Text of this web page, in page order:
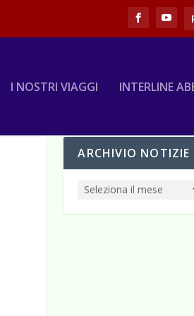
I NOSTRI VIAGGI INTERLINE
ARCHIVIO NOTIZIE